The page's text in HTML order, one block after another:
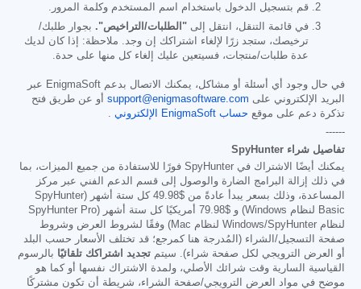
قم بتسجيل الدخول باستخدام اسم المستخدم وكلمة المرور.
في قائمة التنقل، انتقل إلى "الطلبات/التراخيص". بجوار طلبك/
ترخيصك، ستجد زرًا لإلغاء اشتراكك إن وجد. ملاحظة: إذا كان لديك
عدة طلبات/منتجات، فسيتعين عليك إلغاء كل منها على حدة.
في حال وجود أي أسئلة أو مشاكل، يمكنك الاتصال بدعم EnigmaSoft عبر
البريد الإلكتروني على support@enigmasoftware.com أو عن طريق فتح
تذكرة دعم على موقع حساب EnigmaSoft الإلكتروني
.
------
تفاصيل شراء SpyHunter
يمكنك أيضًا الاشتراك في SpyHunter فورًا للاستفادة من جميع الميزات، بما
في ذلك إزالة البرامج الضارة والوصول إلى قسم الدعم الفني عبر مركز
المساعدة، وذلك بسعر يبدأ عادةً من $49.98
كل ستة أشهر (SpyHunter
Basic لنظام Windows) و
$79.98
أمريكيًا كل ستة أشهر (SpyHunter Pro
لنظام Windows/SpyHunter لنظام Mac) وفقًا لشروط العرض وشروط
صفحة التسجيل/الشراء (المُدرجة هنا كمرجع؛ قد تختلف الأسعار حسب البلد
أو العرض الترويجي لكل صفحة شراء). سيتم تجديد اشتراكك تلقائيًا بالرسوم
القياسية السارية وقت شرائك الأصلي، ولمدة الاشتراك نفسها أو كما هو
موضح في مواد العرض الترويجي/صفحة الشراء، شريطة أن تكون مشتركًا